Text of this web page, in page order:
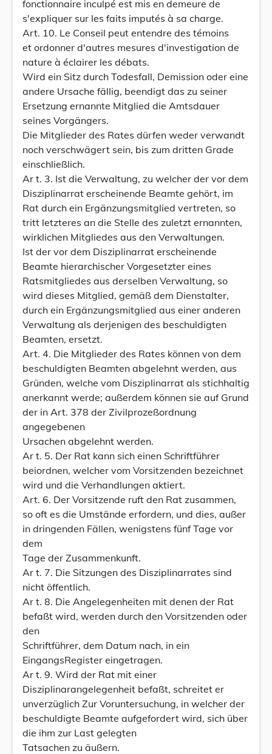
fonctionnaire inculpé est mis en demeure de
s'expliquer sur les faits imputés à sa charge.
Art. 10. Le Conseil peut entendre des témoins
et ordonner d'autres mesures d'investigation de
nature à éclairer les débats.
Wird ein Sitz durch Todesfall, Demission oder eine
andere Ursache fällig, beendigt das zu seiner
Ersetzung ernannte Mitglied die Amtsdauer
seines Vorgängers.
Die Mitglieder des Rates dürfen weder verwandt
noch verschwägert sein, bis zum dritten Grade
einschließlich.
Ar t. 3. Ist die Verwaltung, zu welcher der vor dem
Disziplinarrat erscheinende Beamte gehört, im
Rat durch ein Ergänzungsmitglied vertreten, so
tritt letzteres an die Stelle des zuletzt ernannten,
wirklichen Mitgliedes aus den Verwaltungen.
Ist der vor dem Disziplinarrat erscheinende
Beamte hierarchischer Vorgesetzter eines
Ratsmitgliedes aus derselben Verwaltung, so
wird dieses Mitglied, gemäß dem Dienstalter,
durch ein Ergänzungsmitglied aus einer anderen
Verwaltung als derjenigen des beschuldigten
Beamten, ersetzt.
Art. 4. Die Mitglieder des Rates können von dem
beschuldigten Beamten abgelehnt werden, aus
Gründen, welche vom Disziplinarrat als stichhaltig
anerkannt werde; außerdem können sie auf Grund
der in Art. 378 der Zivilprozeßordnung
angegebenen
Ursachen abgelehnt werden.
Ar t. 5. Der Rat kann sich einen Schriftführer
beiordnen, welcher vom Vorsitzenden bezeichnet
wird und die Verhandlungen aktiert.
Art. 6. Der Vorsitzende ruft den Rat zusammen,
so oft es die Umstände erfordern, und dies, außer
in dringenden Fällen, wenigstens fünf Tage vor
dem
Tage der Zusammenkunft.
Ar t. 7. Die Sitzungen des Disziplinarrates sind
nicht öffentlich.
Ar t. 8. Die Angelegenheiten mit denen der Rat
befaßt wird, werden durch den Vorsitzenden oder
den
Schriftführer, dem Datum nach, in ein
EingangsRegister eingetragen.
Ar t. 9. Wird der Rat mit einer
Disziplinarangelegenheit befaßt, schreitet er
unverzüglich Zur Voruntersuchung, in welcher der
beschuldigte Beamte aufgefordert wird, sich über
die ihm zur Last gelegten
Tatsachen zu äußern.